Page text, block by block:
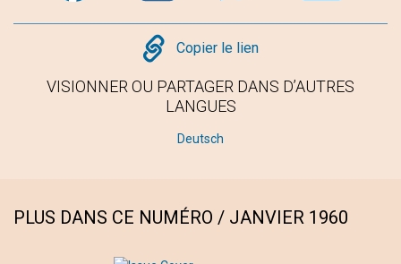
Copy
Copier le lien
VISIONNER OU PARTAGER DANS D’AUTRES
LANGUES
Deutsch
PLUS DANS CE NUMÉRO / JANVIER 1960